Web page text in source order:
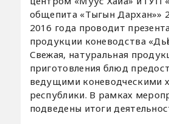
общепита «Тыгын Дархан»»
2016 года проводит
продукции коневодства
Свежая, натуральная
приготовления блюд
ведущими коневодческими
республики. В рамках
подведены итоги